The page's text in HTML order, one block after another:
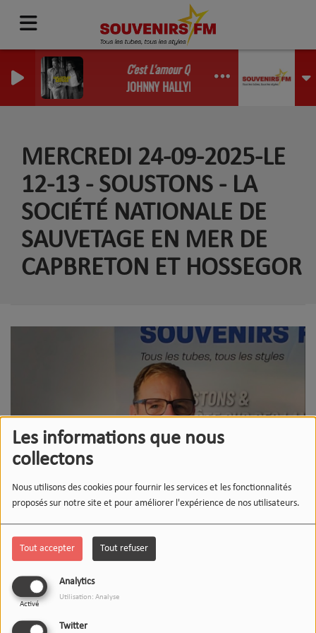
Les informations que nous
collectons
Nous utilisons des cookies pour fournir les services et les fonctionnalités
proposés sur notre site et pour améliorer l'expérience de nos utilisateurs.
Tout accepter Tout refuser
Analytics
Activé
Utilisation: Analyse
Twitter
C'est L'amour Que J'attendais (Titre Inédit)
JOHNNY HALLYDAY & MICHEL BERGER
MERCREDI 24-09-2025-LE
12-13 - SOUSTONS - LA
SOCIÉTÉ NATIONALE DE
SAUVETAGE EN MER DE
CAPBRETON ET HOSSEGOR